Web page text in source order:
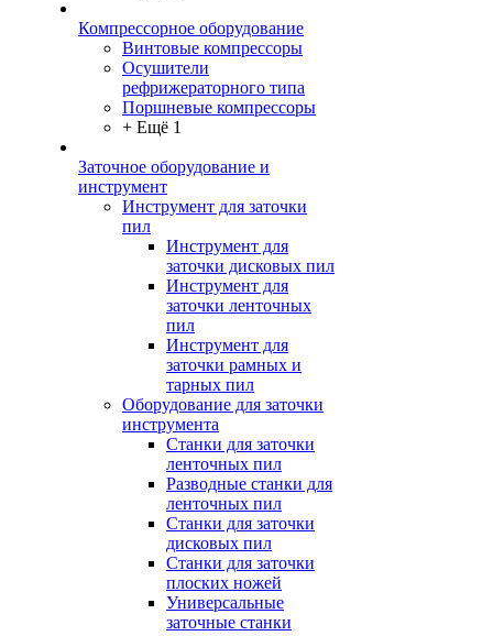
Компрессорное оборудование
Винтовые компрессоры
Осушители
рефрижераторного типа
Поршневые компрессоры
+ Ещё 1
Заточное оборудование и
инструмент
Инструмент для заточки
пил
Инструмент для
заточки дисковых пил
Инструмент для
заточки ленточных
пил
Инструмент для
заточки рамных и
тарных пил
Оборудование для заточки
инструмента
Станки для заточки
ленточных пил
Разводные станки для
ленточных пил
Станки для заточки
дисковых пил
Станки для заточки
плоских ножей
Универсальные
заточные станки